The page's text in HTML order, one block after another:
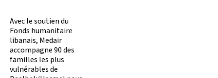
Avec le soutien du
Fonds humanitaire
libanais, Medair
accompagne 90 des
familles les plus
vulnérables de